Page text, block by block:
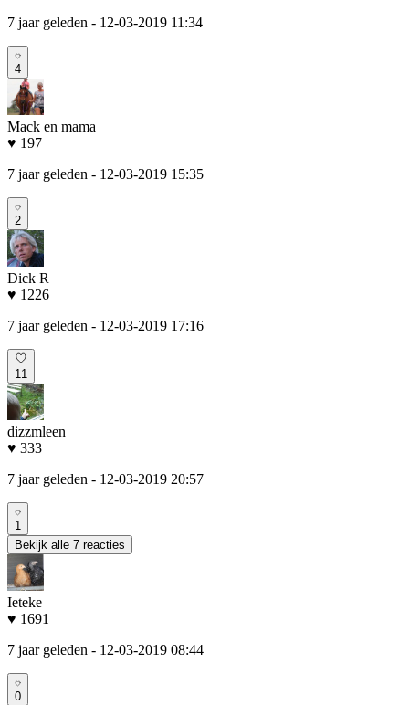
7 jaar geleden - 12-03-2019 11:34
4
Mack en mama
♥ 197
7 jaar geleden - 12-03-2019 15:35
2
Dick R
♥ 1226
7 jaar geleden - 12-03-2019 17:16
11
dizzmleen
♥ 333
7 jaar geleden - 12-03-2019 20:57
1
Bekijk alle 7 reacties
Ieteke
♥ 1691
7 jaar geleden - 12-03-2019 08:44
0